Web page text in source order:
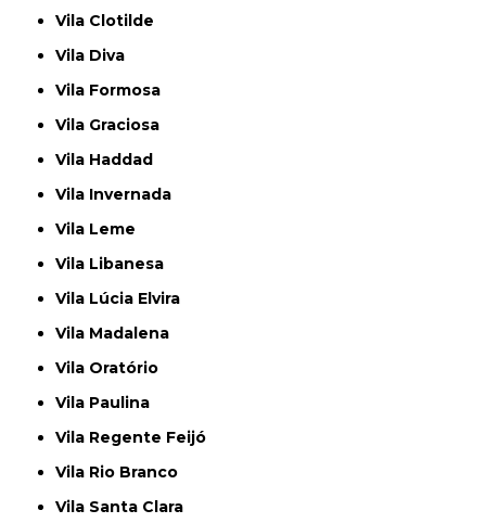
Vila Clotilde
Vila Diva
Vila Formosa
Vila Graciosa
Vila Haddad
Vila Invernada
Vila Leme
Vila Libanesa
Vila Lúcia Elvira
Vila Madalena
Vila Oratório
Vila Paulina
Vila Regente Feijó
Vila Rio Branco
Vila Santa Clara